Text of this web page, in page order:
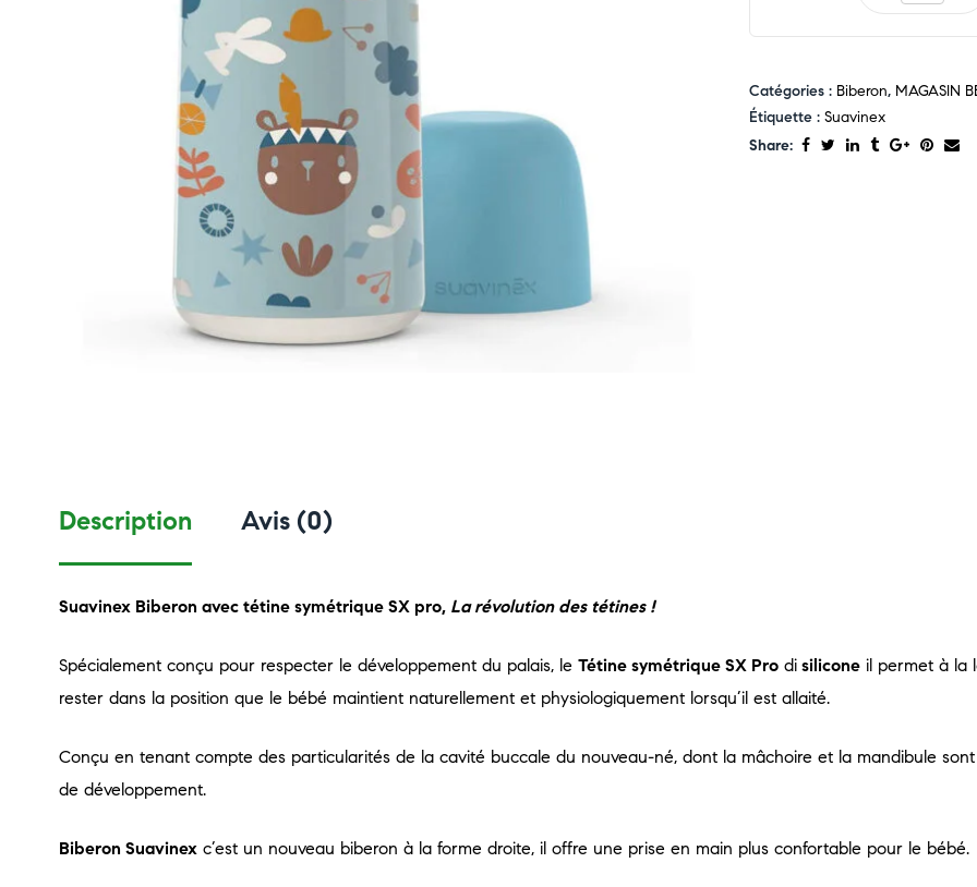
Catégories : Biberon, MAGASIN
Étiquette : Suavinex
Share:
Description Avis (0)
Suavinex Biberon avec tétine symétrique SX pro, La révolution des tétines !
Spécialement conçu pour respecter le développement du palais, le Tétine symétrique SX Pro di silicone il permet à la
rester dans la position que le bébé maintient naturellement et physiologiquement lorsqu’il est allaité.
Conçu en tenant compte des particularités de la cavité buccale du nouveau-né, dont la mâchoire et la mandibule
de développement.
Biberon Suavinex c’est un nouveau biberon à la forme droite, il offre une prise en main plus confortable pour le bébé.